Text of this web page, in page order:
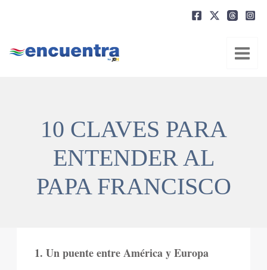
10 CLAVES PARA
ENTENDER AL
PAPA FRANCISCO
1. Un puente entre América y Europa